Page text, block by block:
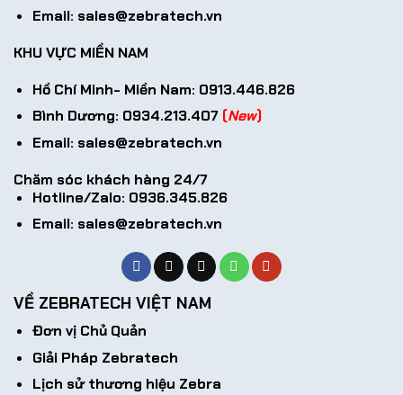
Email: sales@zebratech.vn
KHU VỰC MIỀN NAM
Hồ Chí Minh- Miền Nam: 0913.446.826
Bình Dương: 0934.213.407(New)
Email: sales@zebratech.vn
Chăm sóc khách hàng 24/7
Hotline/Zalo: 0936.345.826
Email: sales@zebratech.vn
VỀ ZEBRATECH VIỆT NAM
Đơn vị Chủ Quản
Giải Pháp Zebratech
Lịch sử thương hiệu Zebra